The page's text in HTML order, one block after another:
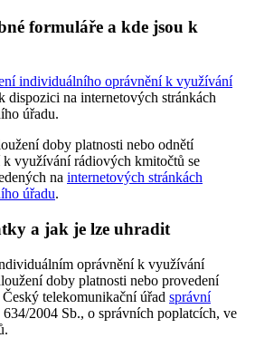
formuláře a kde jsou k
individuálního oprávnění k využívání
dispozici na internetových stránkách
úřadu.
doby platnosti nebo odnětí
využívání rádiových kmitočtů se
na internetových stránkách
úřadu.
a jak je lze uhradit
oprávnění k využívání
doby platnosti nebo provedení
telekomunikační úřad správní
2004 Sb., o správních poplatcích, ve